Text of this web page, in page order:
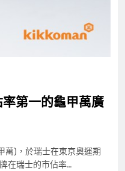
第一的龜甲萬廣
萬)，於瑞士在東京奧運期
在瑞士的市佔率…